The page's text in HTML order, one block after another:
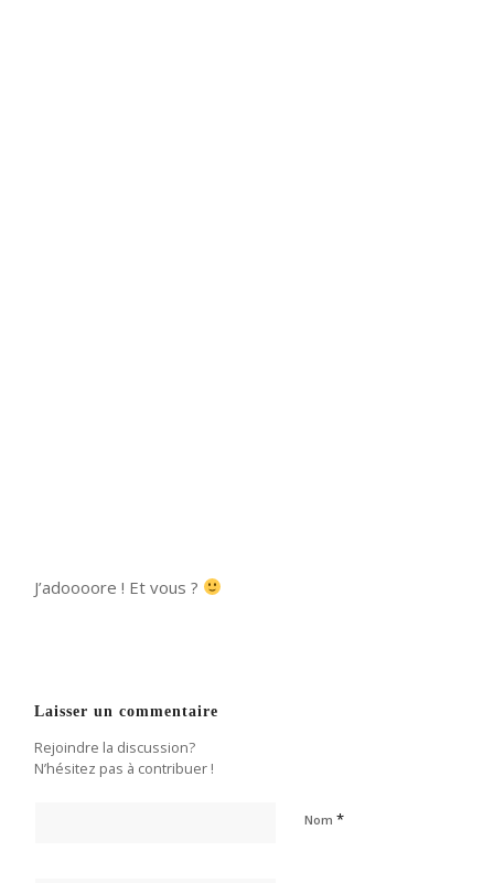
J’adoooore ! Et vous ?
Laisser un commentaire
Rejoindre la discussion?
N’hésitez pas à contribuer !
Nom*